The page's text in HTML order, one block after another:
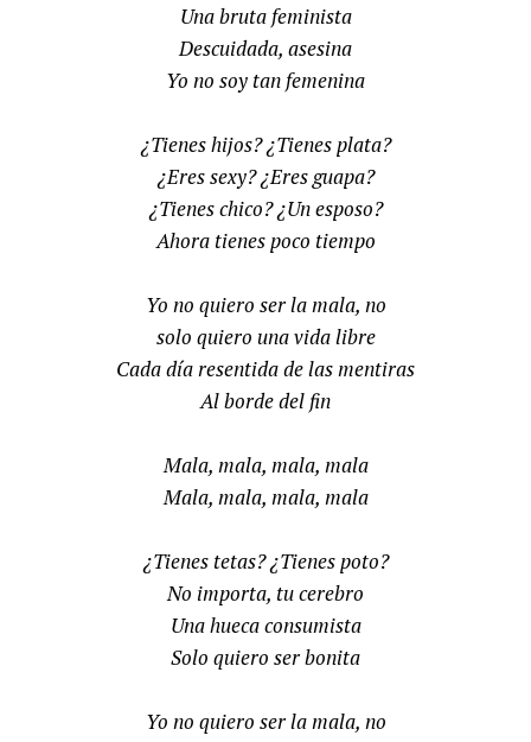
Una bruta feminista
Descuidada, asesina
Yo no soy tan femenina
¿Tienes hijos? ¿Tienes plata?
¿Eres sexy? ¿Eres guapa?
¿Tienes chico? ¿Un esposo?
Ahora tienes poco tiempo
Yo no quiero ser la mala, no
solo quiero una vida libre
Cada día resentida de las mentiras
Al borde del fin
Mala, mala, mala, mala
Mala, mala, mala, mala
¿Tienes tetas? ¿Tienes poto?
No importa, tu cerebro
Una hueca consumista
Solo quiero ser bonita
Yo no quiero ser la mala, no